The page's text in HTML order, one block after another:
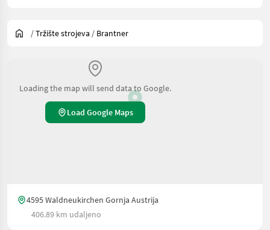
/Tržište strojeva / Brantner
Loading the map will send data to Google.
Load Google Maps
4595 Waldneukirchen Gornja Austrija
406.89 km udaljeno